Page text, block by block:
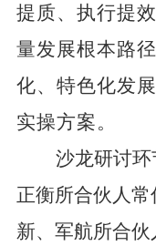
提质、执行提
量发展根本路
化、特色化发
实操方案。
沙龙研讨
正衡所合伙人
新、军航所合伙